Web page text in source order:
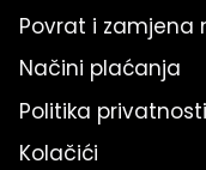
Povrat i zamjena
Načini plaćanja
Politika privatnosti
Kolačići